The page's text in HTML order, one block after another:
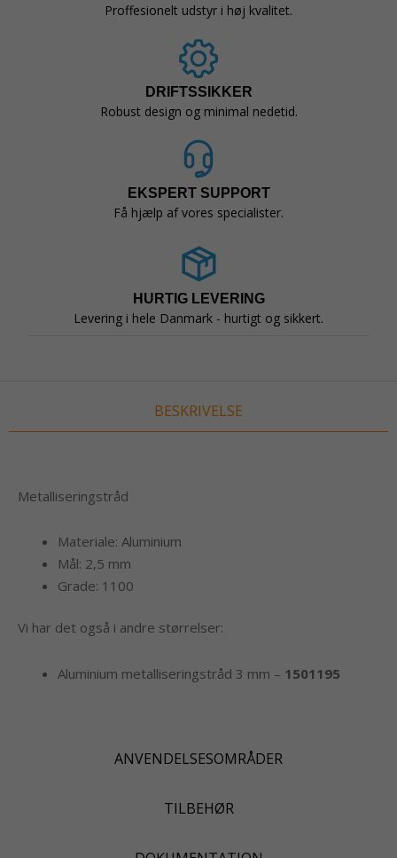
Proffesionelt udstyr i høj kvalitet.
DRIFTSSIKKER
Robust design og minimal nedetid.
EKSPERT SUPPORT
Få hjælp af vores specialister.
HURTIG LEVERING
Levering i hele Danmark - hurtigt og sikkert.
BESKRIVELSE
ANVENDELSESOMRÅDER
TILBEHØR
Metalliseringstråd
Materiale: Aluminium
Mål: 2,5 mm
Grade: 1100
Vi har det også i andre størrelser:
Aluminium metalliseringstråd 3 mm – 1501195